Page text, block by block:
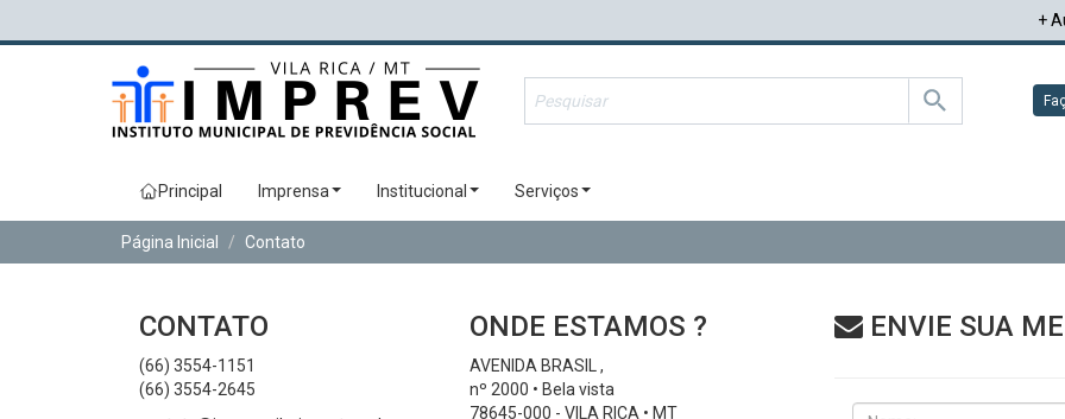
+
Principal Imprensa Institucional Serviços
Página Inicial Contato
CONTATO
(66) 3554-1151
(66) 3554-2645
ONDE ESTAMOS ?
AVENIDA BRASIL ,
nº 2000 • Bela vista
78645-000 - VILA RICA • MT
ENVIE SUA